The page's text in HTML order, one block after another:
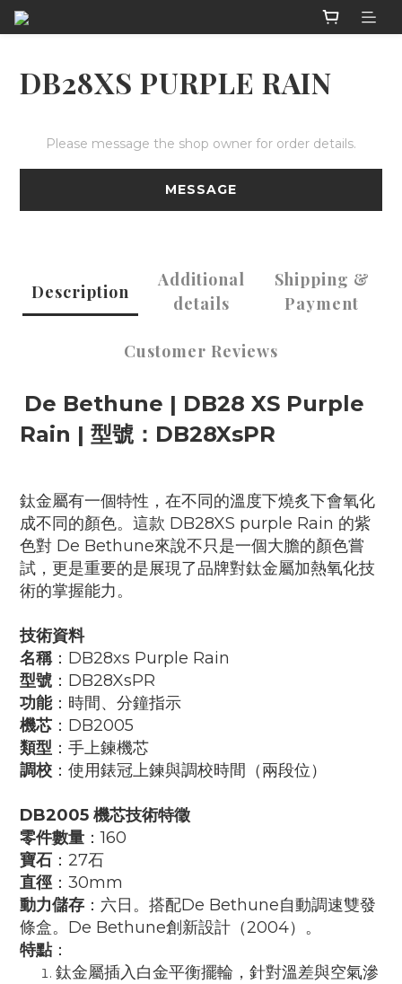
DB28XS PURPLE RAIN
Please message the shop owner for order details.
MESSAGE
Description
Additional
details
Shipping &
Payment
Customer Reviews
De Bethune | DB28 XS Purple
Rain | 型號：DB28XsPR
鈦金屬有一個特性，在不同的溫度下燒炙下會氧化
成不同的顏色。這款 DB28XS purple Rain 的紫
色對 De Bethune來說不只是一個大膽的顏色嘗
試，更是重要的是展現了品牌對鈦金屬加熱氧化技
術的掌握能力。
技術資料
名稱：DB28xs Purple Rain
型號 ：DB28XsPR
功能：時間、分鐘指示
機芯 ：DB2005
類型 ：手上鍊機芯
調校 ：使用錶冠上鍊與調校時間（兩段位）
DB2005 機芯技術特徵
零件數量 ：160
寶石 ：27石
直徑 ：30mm
動力儲存 ：六日。搭配De Bethune自動調速雙發
條盒。De Bethune創新設計（2004）。
特點：
鈦金屬插入白金平衡擺輪，針對溫差與空氣滲